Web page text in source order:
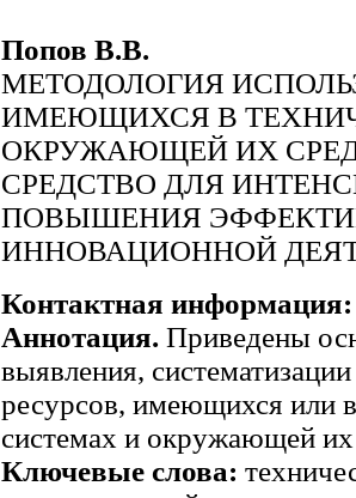
Попов В.В.
МЕТОДОЛОГИЯ
ИМЕЮЩИХСЯ В
ОКРУЖАЮЩЕЙ ИХ
СРЕДСТВО ДЛЯ
ПОВЫШЕНИЯ
ИННОВАЦИОННОЙ
Контактная информация:
Аннотация. Приведены
выявления,
ресурсов, имеющихся или
системах и окружающей их
Ключевые слова: